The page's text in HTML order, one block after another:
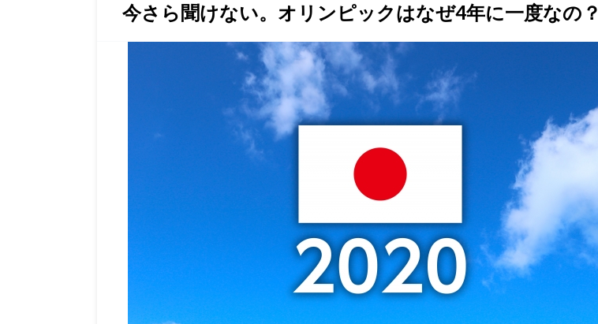
今さら聞けない。オリンピックはなぜ4年に一度なの？